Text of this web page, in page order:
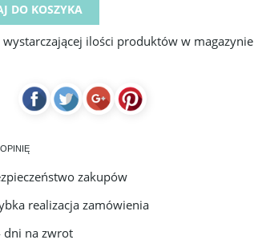
DO KOSZYKA
wystarczającej ilości produktów w magazynie
zakupów
realizacja zamówienia
dni na zwrot